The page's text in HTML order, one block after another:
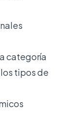
categoría
tipos de